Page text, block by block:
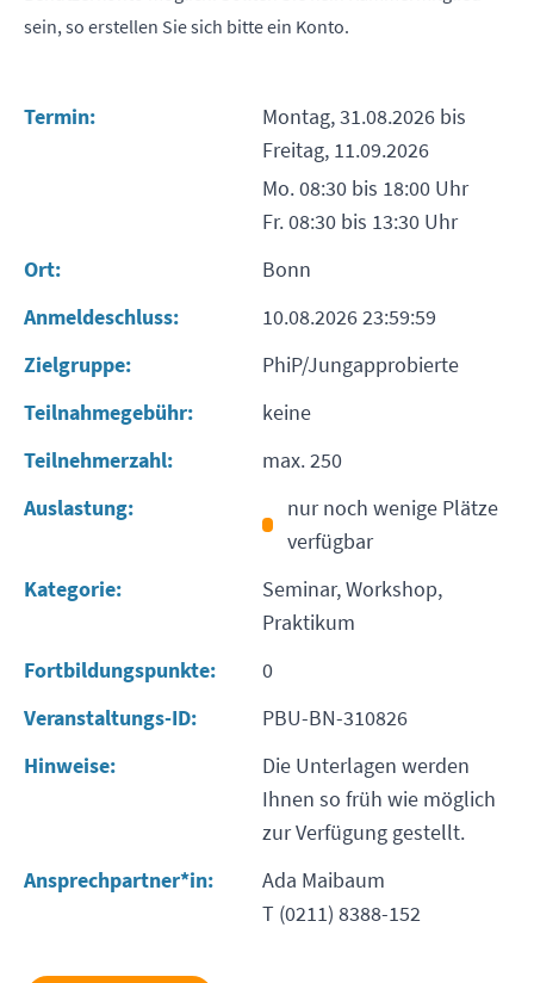
sein, so erstellen Sie sich bitte ein Konto.
Termin:
Montag, 31.08.2026 bis
Freitag, 11.09.2026
Mo. 08:30 bis 18:00 Uhr
Fr. 08:30 bis 13:30 Uhr
Ort:
Bonn
Anmeldeschluss:
10.08.2026 23:59:59
Zielgruppe:
PhiP/Jungapprobierte
Teilnahmegebühr:
keine
Teilnehmerzahl:
max. 250
Auslastung:
nur noch wenige Plätze
verfügbar
Kategorie:
Seminar, Workshop,
Praktikum
Fortbildungspunkte:
0
Veranstaltungs-ID:
PBU-BN-310826
Hinweise:
Die Unterlagen werden
Ihnen so früh wie möglich
zur Verfügung gestellt.
Ansprechpartner*in:
Ada Maibaum
T (0211) 8388-152